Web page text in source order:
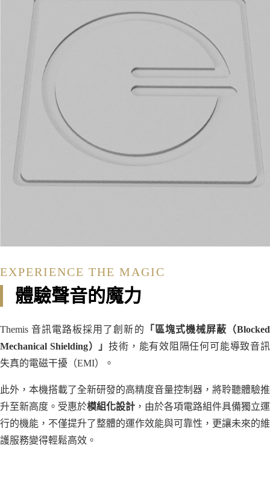
EXPERIENCE THE MAGIC
體驗聲音的魔力
Themis 音訊電路板採用了創新的 「區塊式機械屏蔽（Blocked
Mechanical Shielding）」技術，能有效阻隔任何可能導致音訊
失真的電磁干擾（EMI）。
此外，本機搭載了全新研發的高精度音量控制器，將聆聽體驗推
升至新高度。受惠於模組化設計 ，由於各項電路組件具備獨立運
行的機能，不僅提升了整體的運作效能與可靠性，更讓未來的維
護服務變得輕鬆高效。